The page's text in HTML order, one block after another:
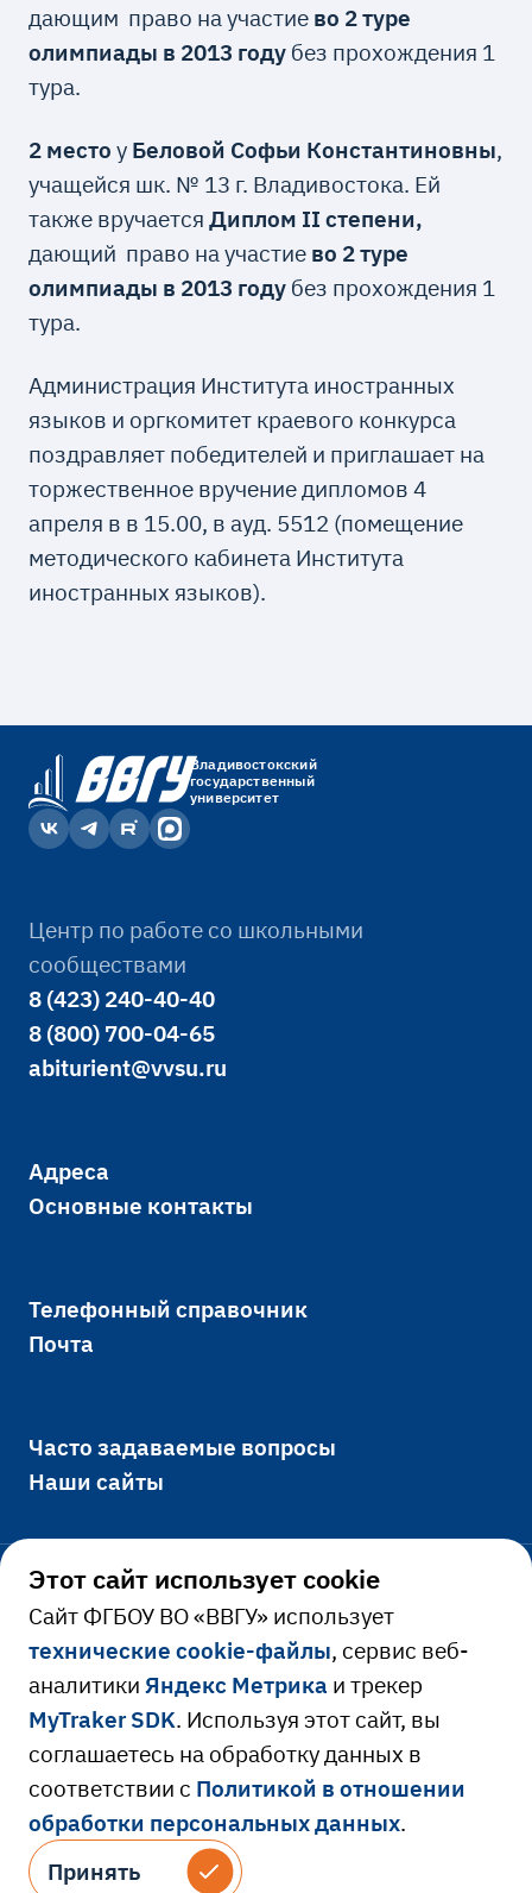
дающим право на участие во 2 туре
олимпиады в 2013 году без прохождения 1
тура.
2 место у Беловой Софьи Константиновны,
учащейся шк. № 13 г. Владивостока. Ей
также вручаетсяДиплом II степени,
дающий право на участие во 2 туре
олимпиады в 2013 году без прохождения 1
тура.
Администрация Института иностранных
языков и оргкомитет краевого конкурса
поздравляет победителей и приглашает на
торжественное вручение дипломов 4
апреля в в 15.00, в ауд. 5512 (помещение
методического кабинета Института
иностранных языков).
Владивостокский
государственный
университет
Центр по работе со школьными
сообществами
8 (423) 240-40-40
8 (800) 700-04-65
abiturient@vvsu.ru
Адреса
Основные контакты
Телефонный справочник
Почта
Часто задаваемые вопросы
Наши сайты
Официально
Сведения об образовательной
организации
Сведения о доходах руководителя
Противодействие коррупции
Противодействие идеологии терроризма
и экстремизма
Ресурсы и сервисы
Расписание занятий
Библиотека
Электронная образовательная среда
© 2026 Владивостокский государственный
университет
Версия для слабовидящих
Этот сайт использует cookie
Cайт ФГБОУ ВО «ВВГУ» использует
технические cookie-файлы, сервис веб-
аналитикиЯндекс Метрика и трекер
MyTraker SDK. Используя этот сайт, вы
соглашаетесь на обработку данных в
соответствии с Политикой в отношении
обработки персональных данных.
Принять
Принять